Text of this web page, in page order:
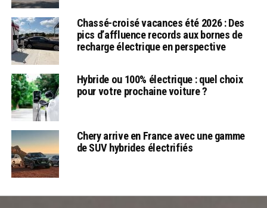
Chassé-croisé vacances été 2026 : Des
pics d’affluence records aux bornes de
recharge électrique en perspective
Hybride ou 100% électrique : quel choix
pour votre prochaine voiture ?
Chery arrive en France avec une gamme
de SUV hybrides électrifiés